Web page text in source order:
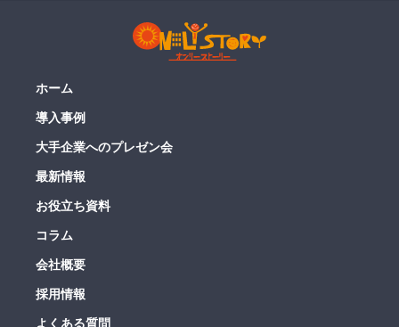
ホーム
導入事例
大手企業へのプレゼン会
最新情報
お役立ち資料
コラム
会社概要
採用情報
よくある質問